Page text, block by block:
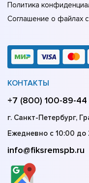
Политика
Соглашение о файлах
КОНТАКТЫ
+7 (800) 100-89-44
г. Санкт-Петербург,
Ежедневно с 10:00 до
info@fiksremspb.ru